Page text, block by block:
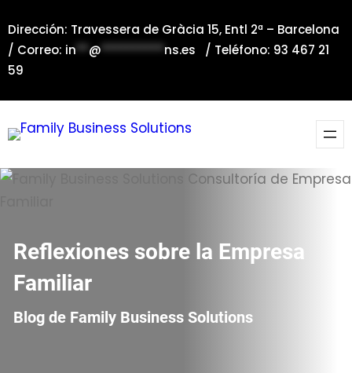
al
contenido
Dirección: Travessera de Gràcia 15, Entl 2ª – Barcelona
/ Correo: in**@**********ns.es / Teléfono: 93 467 21
59
Reflexiones sobre la Empresa
Familiar
Blog de Family Business Solutions